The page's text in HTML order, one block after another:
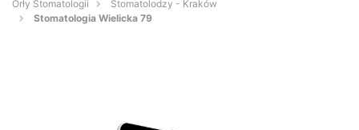
Orły Stomatologii
Stomatolodzy - Kraków
Stomatologia Wielicka 79